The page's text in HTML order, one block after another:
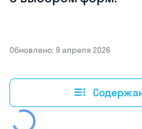
Обновлено: 9 апреля 2026